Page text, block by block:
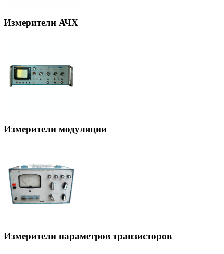
Измерители АЧХ
Измерители модуляции
Измерители параметров транзисторов